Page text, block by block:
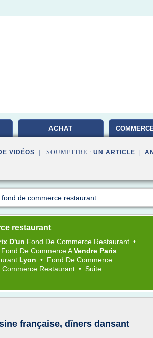
ACHAT
VIDÉOS | SOUMETTRE : UN ARTICLE
fond de commerce restaurant
restaurant
D'un Fond De Commerce Restaurant •
Fond De CommerceAVendre Paris
Lyon • Fond De Commerce
Commerce Restaurant • Suite ...
française, dîners dansant